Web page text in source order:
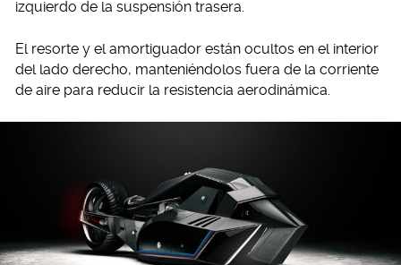
izquierdo de la suspensión trasera.
El resorte y el amortiguador están ocultos en el interior
del lado derecho, manteniéndolos fuera de la corriente
de aire para reducir la resistencia aerodinámica.